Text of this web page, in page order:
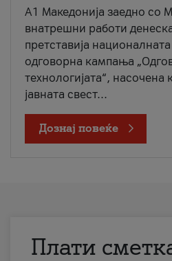
A1 Македонија заедно со
внатрешни работи
претставија
одговорна кампања
технологијата“,
јавната свест...
Дознај повеќе
Плати